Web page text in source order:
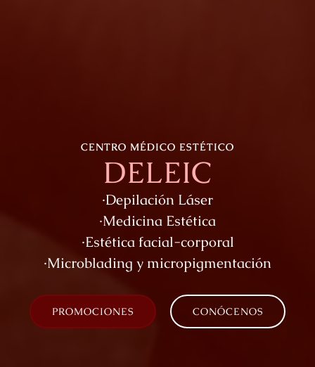
CENTRO MÉDICO ESTÉTICO
DELEIC
·Depilación Láser
·Medicina Estética
·Estética facial-corporal
·Microblading y micropigmentación
PROMOCIONES CONÓCENOS